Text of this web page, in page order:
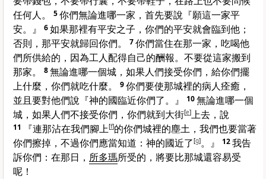
任何人。
5你們無論進哪一家，首先要說『願這一家平
安。』
6如果那裡有平安之子，你們的平安就會臨到他；
否則，那平安就歸回你們。
7你們當住在那一家，吃喝他
們所供給的，因為工人配得自己的酬報。不要從這家搬到
那家。
8無論進哪一個城，如果人們接受你們，給你們擺
上什麼，你們就吃什麼。
9你們要使那城裡的病人痊癒，
並且要對他們說『神的國臨近你們了。』
10無論進哪一個
城，如果人們不接受你們，你們就到大街[e]上去，說
11 『連那沾在我們腳上[f]的你們城裡的塵土，我們也要當著
你們擦掉，不過你們應當知道：神的國近了[g]。』 12我告
訴你們：在那日， 所多瑪所受的，將要比那城還容易受
呢！